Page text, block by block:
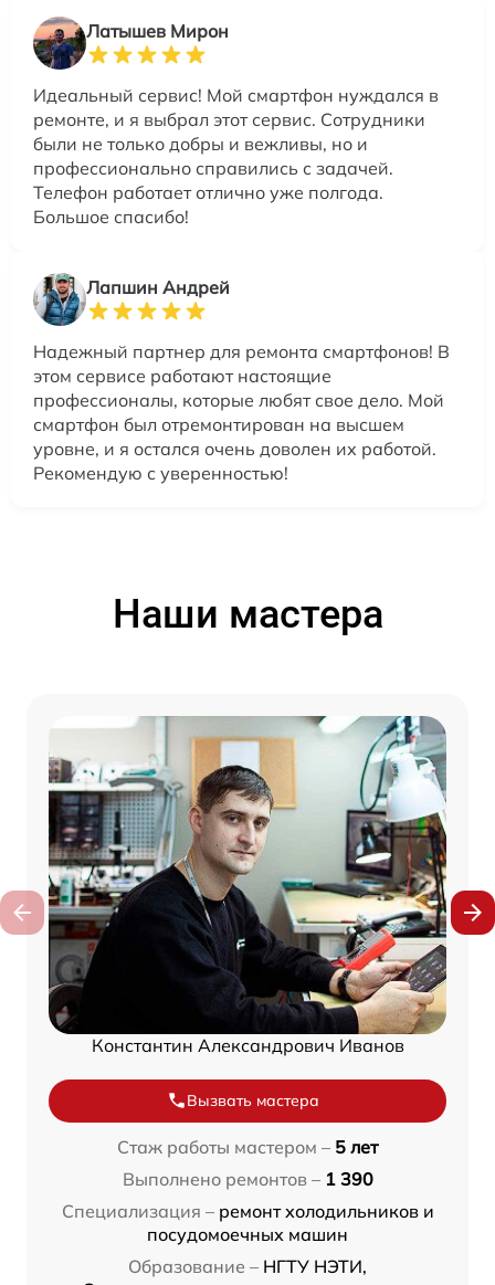
Латышев Мирон
Идеальный сервис! Мой смартфон нуждался в
ремонте, и я выбрал этот сервис. Сотрудники
были не только добры и вежливы, но и
профессионально справились с задачей.
Телефон работает отлично уже полгода.
Большое спасибо!
Лапшин Андрей
Надежный партнер для ремонта смартфонов! В
этом сервисе работают настоящие
профессионалы, которые любят свое дело. Мой
смартфон был отремонтирован на высшем
уровне, и я остался очень доволен их работой.
Рекомендую с уверенностью!
Наши мастера
Константин Александрович Иванов
Вызвать мастера
Стаж работы мастером – 5 лет
Выполнено ремонтов – 1 390
Специализация – ремонт холодильников и
посудомоечных машин
Образование – НГТУ НЭТИ,